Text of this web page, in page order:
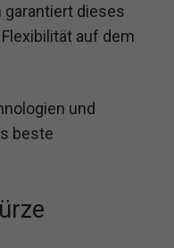
garantiert dieses
auf dem
und
beste